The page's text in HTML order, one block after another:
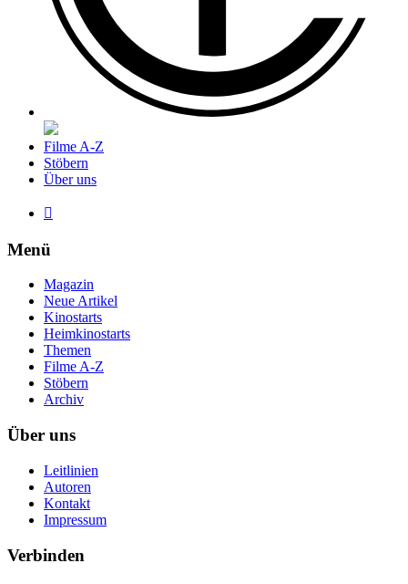
Filme A-Z
Stöbern
Über uns

Menü
Magazin
Neue Artikel
Kinostarts
Heimkinostarts
Themen
Filme A-Z
Stöbern
Archiv
Über uns
Leitlinien
Autoren
Kontakt
Impressum
Verbinden